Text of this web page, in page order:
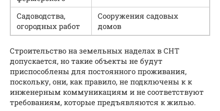
Садоводства,
огородных работ
Сооружения садовых
домов
Строительство на земельных наделах в СНТ
допускается, но такие объекты не будут
приспособлены для постоянного проживания,
поскольку, они, как правило, не подключены к к
инженерным коммуникациям и не соответствуют
требованиям, которые предъявляются к жилью.